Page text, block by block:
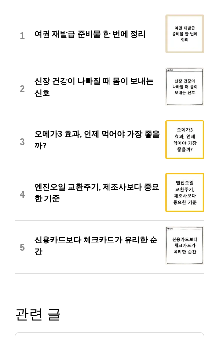
1 여권 재발급 준비물 한 번에 정리
2
신장 건강이 나빠질 때 몸이 보내는
신호
3
오메가3 효과, 언제 먹어야 가장 좋을
까?
4
엔진오일 교환주기, 제조사보다 중요
한 기준
5
신용카드보다 체크카드가 유리한 순
간
관련 글